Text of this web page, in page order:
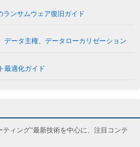
ランサムウェア復旧ガイド
データ主権、データローカリゼーション
最適化ガイド
ティング”最新技術を中心に、注目コンテ